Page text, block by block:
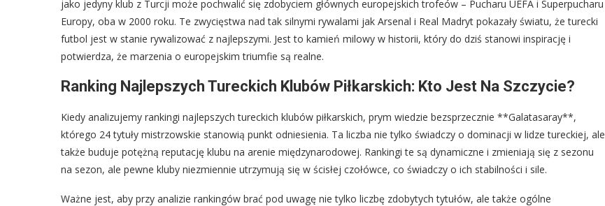
jako jedyny klub z Turcji może pochwalić się zdobyciem głównych europejskich trofeów – Pucharu UEFA i Superpucharu
Europy, oba w 2000 roku. Te zwycięstwa nad tak silnymi rywalami jak Arsenal i Real Madryt pokazały światu, że turecki
futbol jest w stanie rywalizować z najlepszymi. Jest to kamień milowy w historii, który do dziś stanowi inspirację i
potwierdza, że marzenia o europejskim triumfie są realne.
Ranking Najlepszych Tureckich Klubów Piłkarskich: Kto Jest Na Szczycie?
Kiedy analizujemy rankingi najlepszych tureckich klubów piłkarskich, prym wiedzie bezsprzecznie **Galatasaray**,
którego 24 tytuły mistrzowskie stanowią punkt odniesienia. Ta liczba nie tylko świadczy o dominacji w lidze tureckiej, ale
także buduje potężną reputację klubu na arenie międzynarodowej. Rankingi te są dynamiczne i zmieniają się z sezonu
na sezon, ale pewne kluby niezmiennie utrzymują się w ścisłej czołówce, co świadczy o ich stabilności i sile.
Ważne jest, aby przy analizie rankingów brać pod uwagę nie tylko liczbę zdobytych tytułów, ale także ogólne